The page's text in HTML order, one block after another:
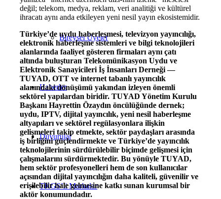
Bireysel Üyeler
Haberler
Duyurular
TKGS’li Markalar
değil; telekom, medya, reklam, veri analitiği ve kültürel
ihracatı aynı anda etkileyen yeni nesil yayın ekosistemidir.
Türkiye’de uydu haberleşmesi, televizyon yayıncılığı,
elektronik haberleşme sistemleri ve bilgi teknolojileri
alanlarında faaliyet gösteren firmaları aynı çatı
altında buluşturan Telekomünikasyon Uydu ve
Elektronik Sanayicileri İş İnsanları Derneği —
TUYAD, OTT ve internet tabanlı yayıncılık
alanındaki dönüşümü yakından izleyen önemli
sektörel yapılardan biridir. TUYAD Yönetim Kurulu
Başkanı Hayrettin Özaydın öncülüğünde dernek;
uydu, IPTV, dijital yayıncılık, yeni nesil haberleşme
altyapıları ve sektörel regülasyonlara ilişkin
gelişmeleri takip etmekte, sektör paydaşları arasında
iş birliğini güçlendirmekte ve Türkiye’de yayıncılık
teknolojilerinin sürdürülebilir biçimde gelişmesi için
çalışmalarını sürdürmektedir. Bu yönüyle TUYAD,
hem sektör profesyonelleri hem de son kullanıcılar
açısından dijital yayıncılığın daha kaliteli, güvenilir ve
erişilebilir hale gelmesine katkı sunan kurumsal bir
aktör konumundadır.